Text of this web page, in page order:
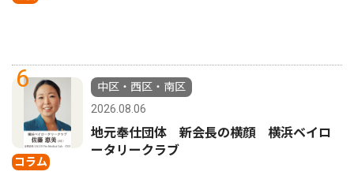
6
コラム
中区・西区・南区
2026.08.06
地元奉仕団体 新会長の横顔 横浜ベイロ
ータリークラブ